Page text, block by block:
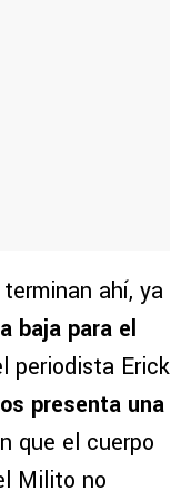
ahí, ya
baja para el
periodista Erick
presenta una
que el cuerpo
Milito no